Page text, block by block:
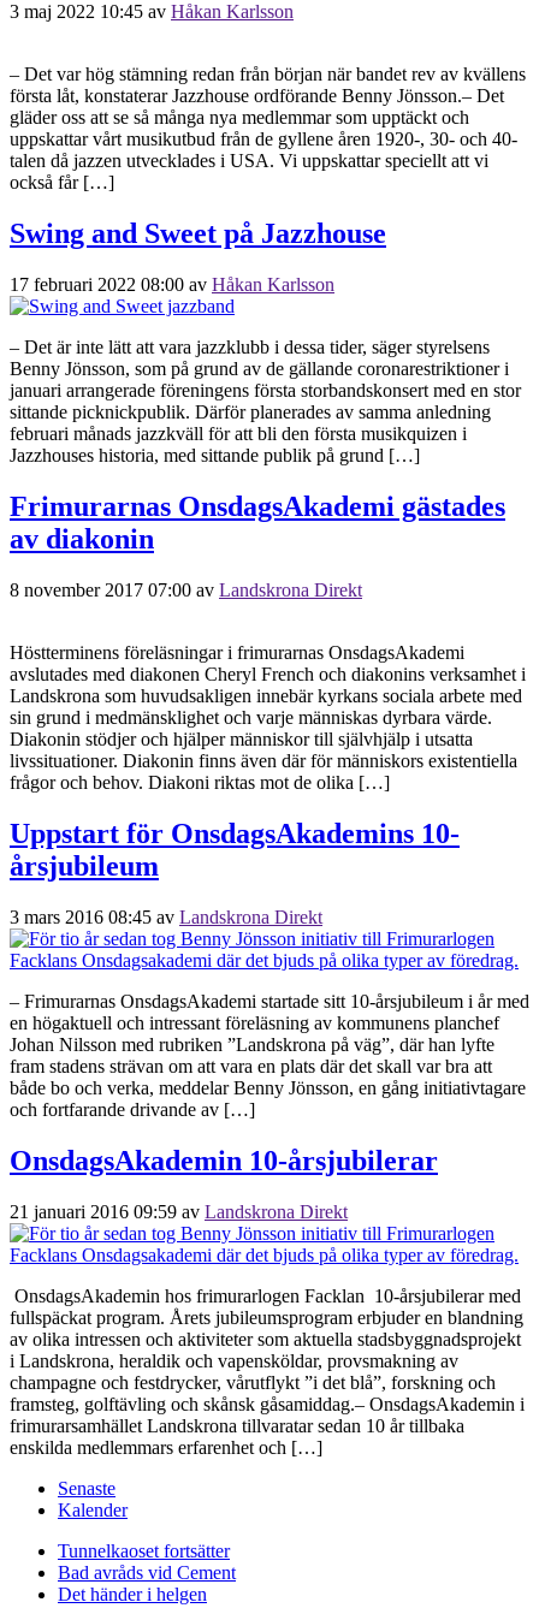
3 maj 2022 10:45 av Håkan Karlsson
– Det var hög stämning redan från början när bandet rev av kvällens
första låt, konstaterar Jazzhouse ordförande Benny Jönsson.– Det
gläder oss att se så många nya medlemmar som upptäckt och
uppskattar vårt musikutbud från de gyllene åren 1920-, 30- och 40-
talen då jazzen utvecklades i USA. Vi uppskattar speciellt att vi
också får […]
Swing and Sweet på Jazzhouse
17 februari 2022 08:00 av Håkan Karlsson
– Det är inte lätt att vara jazzklubb i dessa tider, säger styrelsens
Benny Jönsson, som på grund av de gällande coronarestriktioner i
januari arrangerade föreningens första storbandskonsert med en stor
sittande picknickpublik. Därför planerades av samma anledning
februari månads jazzkväll för att bli den första musikquizen i
Jazzhouses historia, med sittande publik på grund […]
Frimurarnas OnsdagsAkademi gästades
av diakonin
8 november 2017 07:00 av Landskrona Direkt
Höstterminens föreläsningar i frimurarnas OnsdagsAkademi
avslutades med diakonen Cheryl French och diakonins verksamhet i
Landskrona som huvudsakligen innebär kyrkans sociala arbete med
sin grund i medmänsklighet och varje människas dyrbara värde.
Diakonin stödjer och hjälper människor till självhjälp i utsatta
livssituationer. Diakonin finns även där för människors existentiella
frågor och behov. Diakoni riktas mot de olika […]
Uppstart för OnsdagsAkademins 10-
årsjubileum
3 mars 2016 08:45 av Landskrona Direkt
– Frimurarnas OnsdagsAkademi startade sitt 10-årsjubileum i år med
en högaktuell och intressant föreläsning av kommunens planchef
Johan Nilsson med rubriken ”Landskrona på väg”, där han lyfte
fram stadens strävan om att vara en plats där det skall var bra att
både bo och verka, meddelar Benny Jönsson, en gång initiativtagare
och fortfarande drivande av […]
OnsdagsAkademin 10-årsjubilerar
21 januari 2016 09:59 av Landskrona Direkt
OnsdagsAkademin hos frimurarlogen Facklan 10-årsjubilerar med
fullspäckat program. Årets jubileumsprogram erbjuder en blandning
av olika intressen och aktiviteter som aktuella stadsbyggnadsprojekt
i Landskrona, heraldik och vapensköldar, provsmakning av
champagne och festdrycker, vårutflykt ”i det blå”, forskning och
framsteg, golftävling och skånsk gåsamiddag.– OnsdagsAkademin i
frimurarsamhället Landskrona tillvaratar sedan 10 år tillbaka
enskilda medlemmars erfarenhet och […]
Senaste
Kalender
Tunnelkaoset fortsätter
Bad avråds vid Cement
Det händer i helgen